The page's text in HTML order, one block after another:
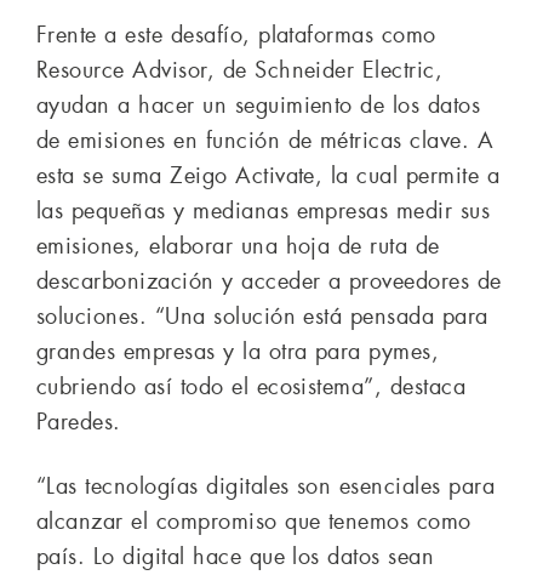
Frente a este desafío, plataformas como
Resource Advisor, de Schneider Electric,
ayudan a hacer un seguimiento de los datos
de emisiones en función de métricas clave. A
esta se suma Zeigo Activate, la cual permite a
las pequeñas y medianas empresas medir sus
emisiones, elaborar una hoja de ruta de
descarbonización y acceder a proveedores de
soluciones. “Una solución está pensada para
grandes empresas y la otra para pymes,
cubriendo así todo el ecosistema”, destaca
Paredes.
“Las tecnologías digitales son esenciales para
alcanzar el compromiso que tenemos como
país. Lo digital hace que los datos sean